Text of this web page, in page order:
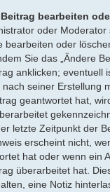
bearbeiten
oder
bearbeiten oder
Sie das „Ändere
anklicken; eventuell
seiner Erstellung
geantwortet hat,
letzte Zeitpunkt der
erscheint nicht,
hat oder wenn ein
überarbeitet hat.
eine Notiz